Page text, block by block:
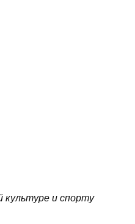
культуре и спорту